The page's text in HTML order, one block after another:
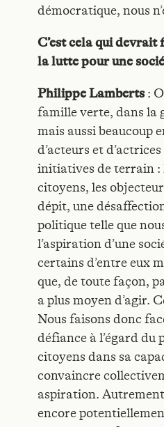
démocratique, nous
C’est cela qui
la lutte pour une
Philippe Lamberts :
famille verte, dans la
mais aussi beaucoup
d’acteurs et
initiatives de terrain :
citoyens, les
dépit, une
politique telle que
l’aspiration d’une
certains d’entre eux
que, de toute façon,
a plus moyen d’agir.
Nous faisons donc
défiance à l’égard
citoyens dans sa
convaincre
aspiration.
encore